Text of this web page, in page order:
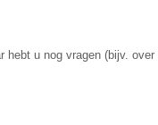
hebt u nog vragen (bijv.